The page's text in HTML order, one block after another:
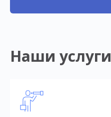
Наши услуги